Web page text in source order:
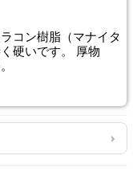
コン樹脂（マナイタ
硬いです。 厚物